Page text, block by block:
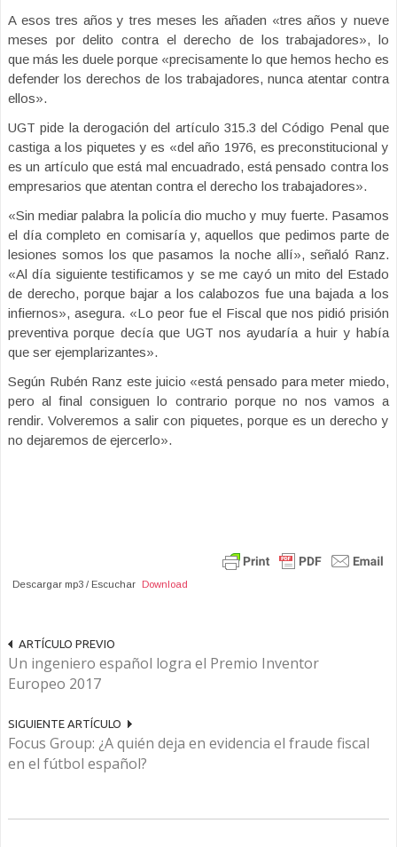
A esos tres años y tres meses les añaden «tres años y nueve
meses por delito contra el derecho de los trabajadores», lo
que más les duele porque «precisamente lo que hemos hecho es
defender los derechos de los trabajadores, nunca atentar contra
ellos».
UGT pide la derogación del artículo 315.3 del Código Penal que
castiga a los piquetes y es «del año 1976, es preconstitucional y
es un artículo que está mal encuadrado, está pensado contra los
empresarios que atentan contra el derecho los trabajadores».
«Sin mediar palabra la policía dio mucho y muy fuerte. Pasamos
el día completo en comisaría y, aquellos que pedimos parte de
lesiones somos los que pasamos la noche allí», señaló Ranz.
«Al día siguiente testificamos y se me cayó un mito del Estado
de derecho, porque bajar a los calabozos fue una bajada a los
infiernos», asegura. «Lo peor fue el Fiscal que nos pidió prisión
preventiva porque decía que UGT nos ayudaría a huir y había
que ser ejemplarizantes».
Según Rubén Ranz este juicio «está pensado para meter miedo,
pero al final consiguen lo contrario porque no nos vamos a
rendir. Volveremos a salir con piquetes, porque es un derecho y
no dejaremos de ejercerlo».
Descargar mp3 / Escuchar Download
ARTÍCULO PREVIO
Un ingeniero español logra el Premio Inventor
Europeo 2017
SIGUIENTE ARTÍCULO
Focus Group: ¿A quién deja en evidencia el fraude fiscal
en el fútbol español?